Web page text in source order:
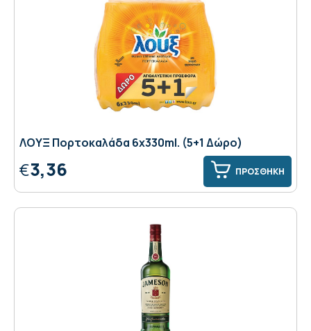
ΛΟΥΞ Πoρτοκαλάδα 6x330ml. (5+1 Δώρο)
€3,36 ΠΡΟΣΘΗΚΗ